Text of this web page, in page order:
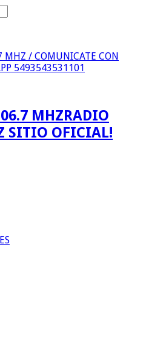
MHZ / COMUNICATE CON
5493543531101
RADIO
SITIO OFICIAL!